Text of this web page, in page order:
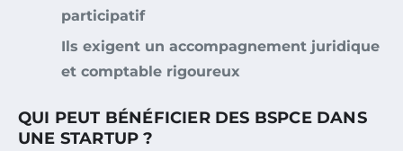
participatif
Ils exigent un accompagnement juridique
et comptable rigoureux
QUI PEUT BÉNÉFICIER DES BSPCE DANS
UNE STARTUP ?